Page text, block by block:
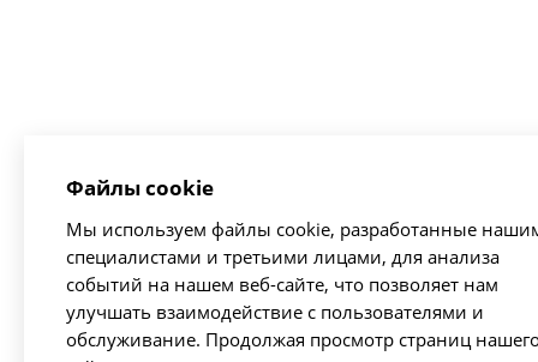
Файлы cookie
Мы используем файлы cookie, разработанные
специалистами и третьими лицами, для анализа
событий на нашем веб-сайте, что позволяет нам
улучшать взаимодействие с пользователями и
обслуживание. Продолжая просмотр страниц